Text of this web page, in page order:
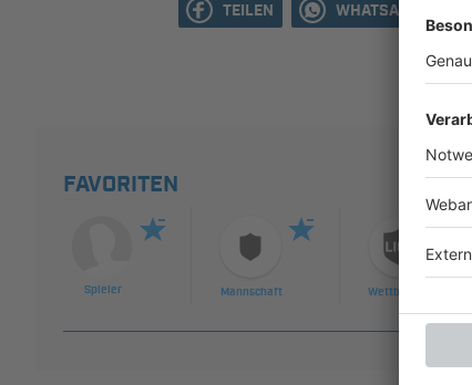
TEILEN WHATSAPP
FAVORITEN
Spieler Mannschaft Wettbewerb